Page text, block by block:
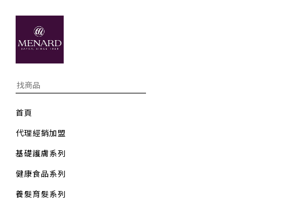
首頁
代理經銷加盟
基礎護膚系列
健康食品系列
養髮育髮系列